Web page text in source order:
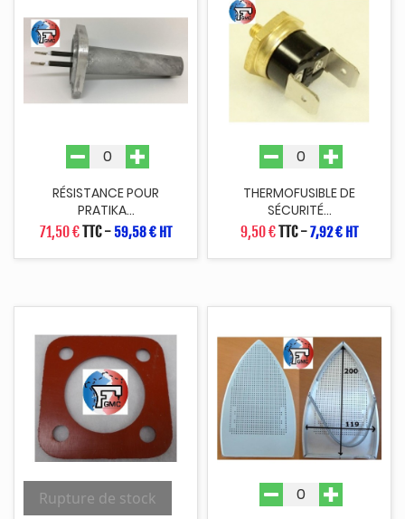
RÉSISTANCE POUR
PRATIKA...
71,50 €TTC- 59,58 € HT
THERMOFUSIBLE DE
SÉCURITÉ...
9,50 €TTC-7,92 € HT
Rupture de stock